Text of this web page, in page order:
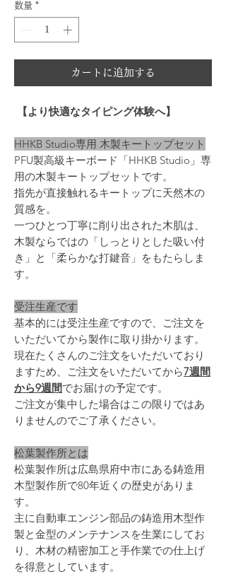
数量 *
カートに追加する
【より快適なタイピング体験へ】
HHKB Studio専用 木製キートップセット
PFU製高級キーボード「HHKB Studio」専
用の木製キートップセットです。
指先が直接触れるキートップに天然木の
質感を。
一つひとつ丁寧に削り出された木肌は、
木製ならではの「しっとりとした吸い付
き」と「柔らかな打鍵音」をもたらしま
す。
受注生産です
基本的には受注生産ですので、ご注文を
いただいてから製作に取り掛かります。
現在たくさんのご注文をいただいており
ますため、ご注文をいただいてから7週間
から9週間でお届けの予定です。
ご注文が集中した場合はこの限りではあ
りませんのでご了承ください。
松葉製作所とは
松葉製作所は広島県府中市にある鋳造用
木型製作所で80年近くの歴史がありま
す。
主に自動車エンジン部品の鋳造用木型作
製と金型のメンテナンスを生業にしてお
り、木材の精密加工と手作業での仕上げ
を得意としています。